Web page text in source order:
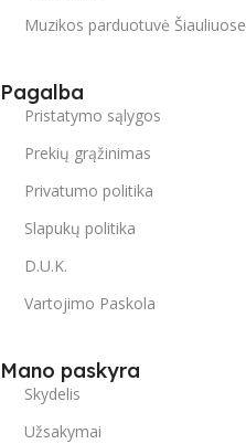
Muzikos parduotuvė Šiauliuose
Pagalba
Pristatymo sąlygos
Prekių grąžinimas
Privatumo politika
Slapukų politika
D.U.K.
Vartojimo Paskola
Mano paskyra
Skydelis
Užsakymai